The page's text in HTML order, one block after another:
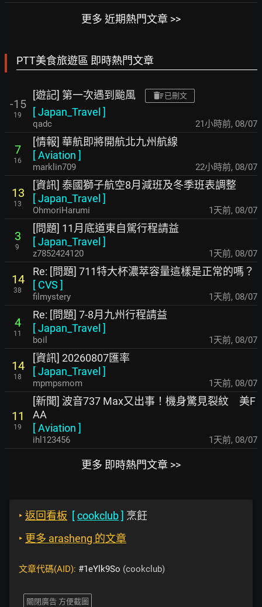
更多 近期熱門文章 >>
PTT美食旅遊區 即時熱門文章
-15
19
[遊記] 第一次遇到颱風 已刪文
[Japan_Travel ]
qadc 21小時前, 08/07
7
16
[情報] 華航即將開航北九州航線
[Aviation ]
marklin709 22小時前, 08/07
13
13
[資訊] 泰國獅子航空8月減班及冬季班表調整
[Japan_Travel ]
OhmoriHarumi 1天前, 08/07
3
9
[問題] 11月底道東自駕行程請益
[Japan_Travel ]
z7852424120 1天前, 08/07
14
38
Re: [問題] 711特大杯濃萃容量這樣是正常的嗎？
[ CVS ]
filmystery 1天前, 08/07
4
11
Re: [問題] 7-8月九州行程請益
[Japan_Travel ]
boil 1天前, 08/07
14
18
[資訊] 20260807匯率
[Japan_Travel ]
mpmpsmom 1天前, 08/07
11
19
[新聞] 波音737 Max又出事！機身驚見裂紋 美F
AA
[Aviation ]
ihl123456 1天前, 08/07
更多 即時熱門文章 >>
‣ 返回看板 [cookclub] 烹飪
‣ 更多 arasheng 的文章
文章代碼(AID): #1eYlk9So (cookclub)
關閉廣告 方便截圖